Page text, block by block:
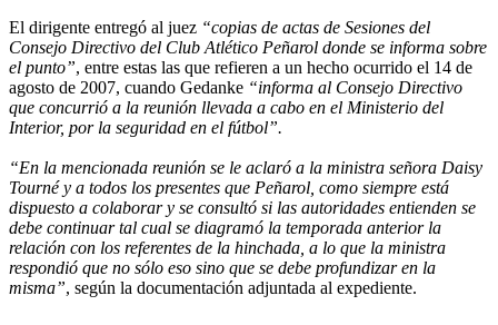
El dirigente entregó al juez “copias de actas de Sesiones del
Consejo Directivo del Club Atlético Peñarol donde se informa sobre
el punto”, entre estas las que refieren a un hecho ocurrido el 14 de
agosto de 2007, cuando Gedanke “informa al Consejo Directivo
que concurrió a la reunión llevada a cabo en el Ministerio del
Interior, por la seguridad en el fútbol”.
“En la mencionada reunión se le aclaró a la ministra señora Daisy
Tourné y a todos los presentes que Peñarol, como siempre está
dispuesto a colaborar y se consultó si las autoridades entienden se
debe continuar tal cual se diagramó la temporada anterior la
relación con los referentes de la hinchada, a lo que la ministra
respondió que no sólo eso sino que se debe profundizar en la
misma”, según la documentación adjuntada al expediente.